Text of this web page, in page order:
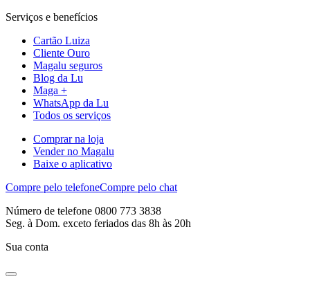
Serviços e benefícios
Cartão Luiza
Cliente Ouro
Magalu seguros
Blog da Lu
Maga +
WhatsApp da Lu
Todos os serviços
Comprar na loja
Vender no Magalu
Baixe o aplicativo
Compre pelo telefoneCompre pelo chat
Número de telefone 0800 773 3838
Seg. à Dom. exceto feriados das 8h às 20h
Sua conta